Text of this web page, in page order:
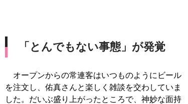
「とんでもない事態」が発覚
オープンからの常連客はいつものようにビール
を注文し、佑真さんと楽しく雑談を交わしていま
した。だいぶ盛り上がったところで、神妙な面持